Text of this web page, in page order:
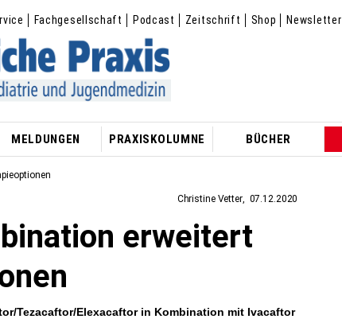
Fachgesellschaft Podcast Zeitschrift Shop Newsletter
MELDUNGEN PRAXISKOLUMNE BÜCHER
Christine Vetter 07.12.2020
erweitert
Tezacaftor/Elexacaftor in Kombination mit Ivacaftor